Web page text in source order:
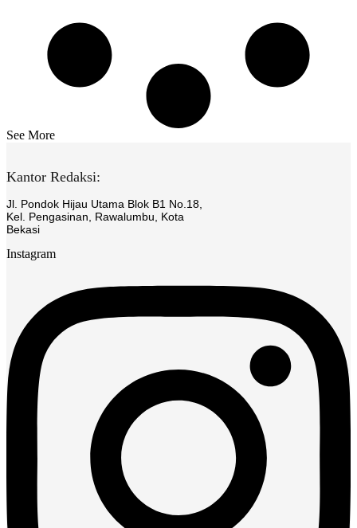
See More
Kantor Redaksi:
Jl. Pondok Hijau Utama Blok B1 No.18,
Kel. Pengasinan, Rawalumbu, Kota
Bekasi
Instagram